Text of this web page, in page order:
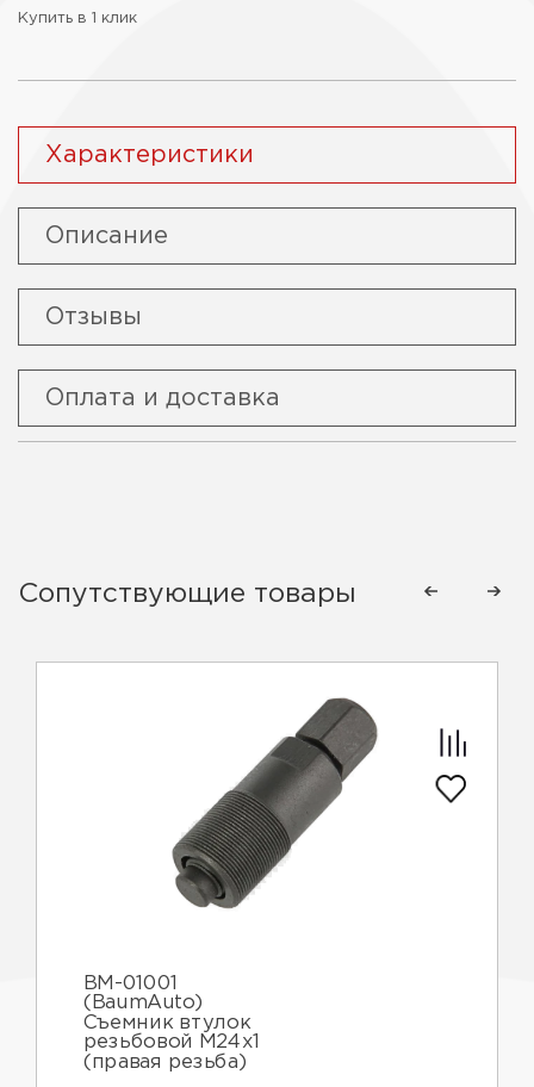
Купить в 1 клик
Характеристики
Описание
Отзывы
Оплата и доставка
Сопутствующие товары
BM-01001
(BaumAuto)
Съемник втулок
резьбовой М24х1
(правая резьба)